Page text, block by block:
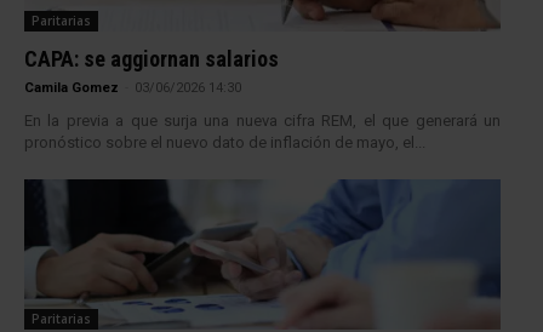
Paritarias
CAPA: se aggiornan salarios
Camila Gomez 03/06/2026 14:30
En la previa a que surja una nueva cifra REM, el que generará un
pronóstico sobre el nuevo dato de inflación de mayo, el...
Paritarias